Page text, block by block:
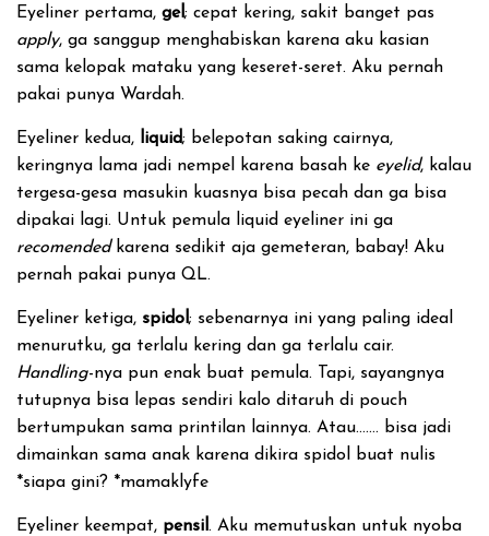
Eyeliner pertama, gel; cepat kering, sakit banget pas
apply, ga sanggup menghabiskan karena aku kasian
sama kelopak mataku yang keseret-seret. Aku pernah
pakai punya Wardah.
Eyeliner kedua, liquid; belepotan saking cairnya,
keringnya lama jadi nempel karena basah ke eyelid, kalau
tergesa-gesa masukin kuasnya bisa pecah dan ga bisa
dipakai lagi. Untuk pemula liquid eyeliner ini ga
recomendedkarena sedikit aja gemeteran, babay! Aku
pernah pakai punya QL.
Eyeliner ketiga, spidol ; sebenarnya ini yang paling ideal
menurutku, ga terlalu kering dan ga terlalu cair.
Handling-nya pun enak buat pemula. Tapi, sayangnya
tutupnya bisa lepas sendiri kalo ditaruh di pouch
bertumpukan sama printilan lainnya. Atau……. bisa jadi
dimainkan sama anak karena dikira spidol buat nulis
*siapa gini? *mamaklyfe
Eyeliner keempat, pensil . Aku memutuskan untuk nyoba